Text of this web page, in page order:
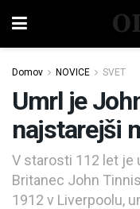
Domov NOVICE SVET
Umrl je
najstarejši
V starosti 112 let je
Britanec John
1912 v Liverpoolu,